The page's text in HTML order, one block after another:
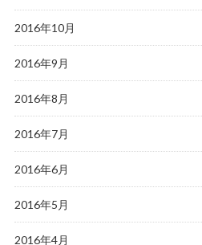
2016年10月
2016年9月
2016年8月
2016年7月
2016年6月
2016年5月
2016年4月